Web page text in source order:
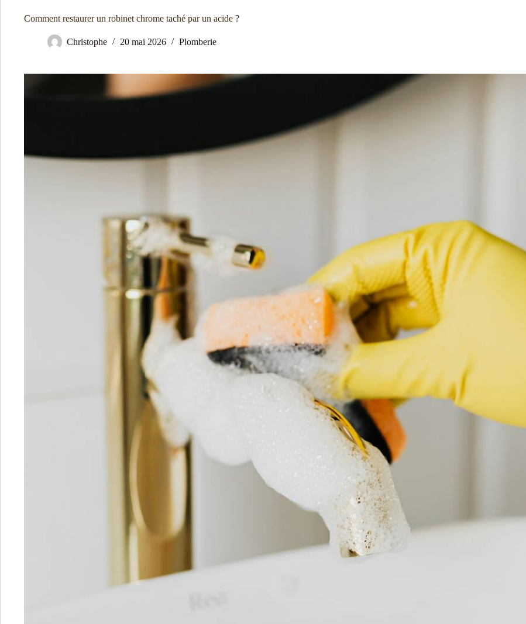
Comment restaurer un robinet chrome taché par un acide ?
Christophe 20 mai 2026 Plomberie